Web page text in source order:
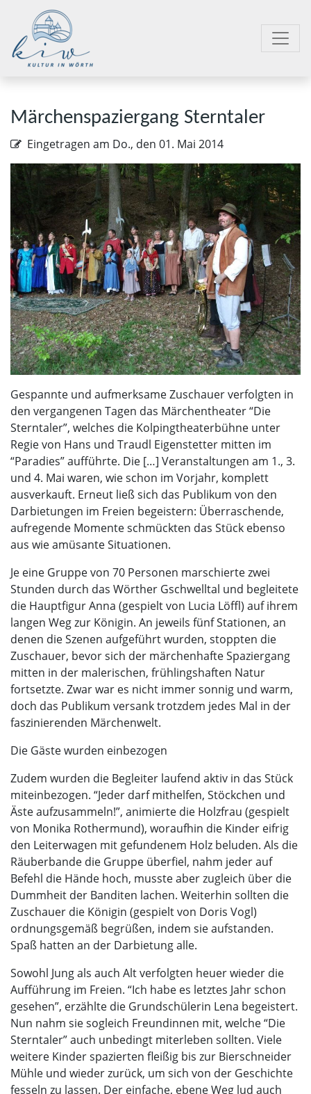
Märchenspaziergang Sterntaler
Eingetragen am Do., den 01. Mai 2014
Gespannte und aufmerksame Zuschauer verfolgten in
den vergangenen Tagen das Märchentheater “Die
Sterntaler”, welches die Kolpingtheaterbühne unter
Regie von Hans und Traudl Eigenstetter mitten im
“Paradies” aufführte. Die […] Veranstaltungen am 1., 3.
und 4. Mai waren, wie schon im Vorjahr, komplett
ausverkauft. Erneut ließ sich das Publikum von den
Darbietungen im Freien begeistern: Überraschende,
aufregende Momente schmückten das Stück ebenso
aus wie amüsante Situationen.
Je eine Gruppe von 70 Personen marschierte zwei
Stunden durch das Wörther Gschwelltal und begleitete
die Hauptfigur Anna (gespielt von Lucia Löffl) auf ihrem
langen Weg zur Königin. An jeweils fünf Stationen, an
denen die Szenen aufgeführt wurden, stoppten die
Zuschauer, bevor sich der märchenhafte Spaziergang
mitten in der malerischen, frühlingshaften Natur
fortsetzte. Zwar war es nicht immer sonnig und warm,
doch das Publikum versank trotzdem jedes Mal in der
faszinierenden Märchenwelt.
Die Gäste wurden einbezogen
Zudem wurden die Begleiter laufend aktiv in das Stück
miteinbezogen. “Jeder darf mithelfen, Stöckchen und
Äste aufzusammeln!”, animierte die Holzfrau (gespielt
von Monika Rothermund), woraufhin die Kinder eifrig
den Leiterwagen mit gefundenem Holz beluden. Als die
Räuberbande die Gruppe überfiel, nahm jeder auf
Befehl die Hände hoch, musste aber zugleich über die
Dummheit der Banditen lachen. Weiterhin sollten die
Zuschauer die Königin (gespielt von Doris Vogl)
ordnungsgemäß begrüßen, indem sie aufstanden.
Spaß hatten an der Darbietung alle.
Sowohl Jung als auch Alt verfolgten heuer wieder die
Aufführung im Freien. “Ich habe es letztes Jahr schon
gesehen”, erzählte die Grundschülerin Lena begeistert.
Nun nahm sie sogleich Freundinnen mit, welche “Die
Sterntaler” auch unbedingt miterleben sollten. Viele
weitere Kinder spazierten fleißig bis zur Bierschneider
Mühle und wieder zurück, um sich von der Geschichte
fesseln zu lassen. Der einfache, ebene Weg lud auch